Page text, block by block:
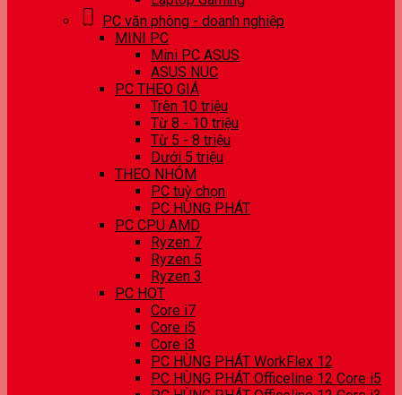
PC văn phòng - doanh nghiệp
MINI PC
Mini PC ASUS
ASUS NUC
PC THEO GIÁ
Trên 10 triệu
Từ 8 - 10 triệu
Từ 5 - 8 triệu
Dưới 5 triệu
THEO NHÓM
PC tuỳ chọn
PC HÙNG PHÁT
PC CPU AMD
Ryzen 7
Ryzen 5
Ryzen 3
PC HOT
Core i7
Core i5
Core i3
PC HÙNG PHÁT WorkFlex 12
PC HÙNG PHÁT Officeline 12 Core i5